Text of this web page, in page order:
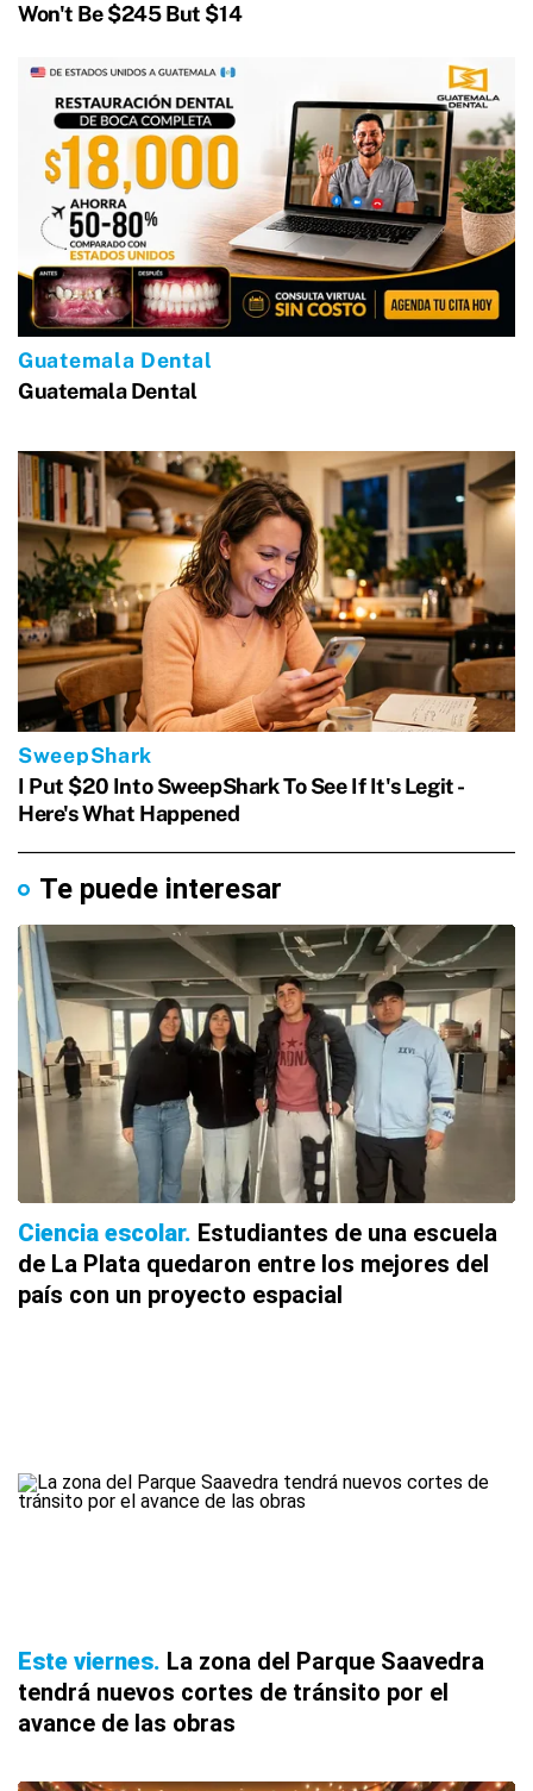
Te puede interesar
Ciencia escolar Estudiantes de una escuela
de La Plata quedaron entre los mejores del
país con un proyecto espacial
Este viernes La zona del Parque Saavedra
tendrá nuevos cortes de tránsito por el
avance de las obras